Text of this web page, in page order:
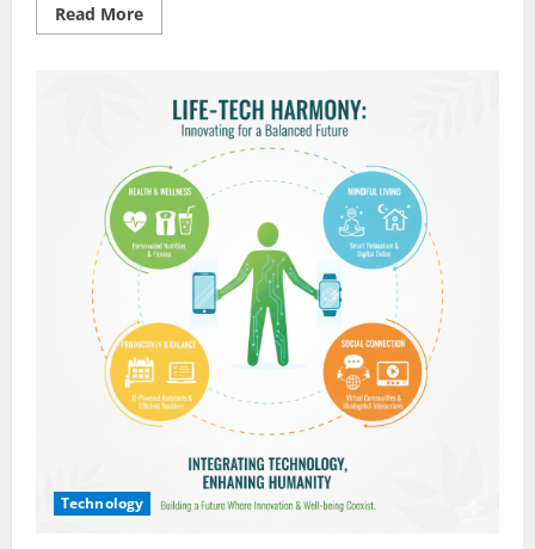
Read MoreRead
more
Sederhana
yang
Membantu
Lebih
Seimbang
Technology